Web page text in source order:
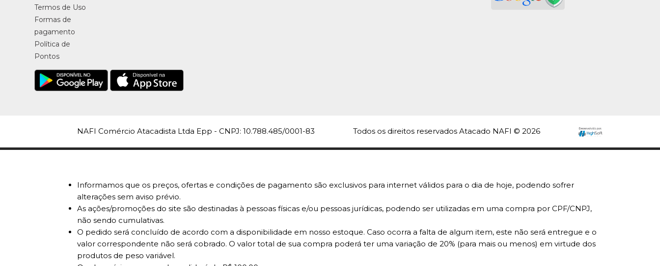
COMPRAR
INDISPONÍVEL
Termos de Uso
Formas de
pagamento
Política de
Pontos
NAFI Comércio Atacadista Ltda Epp - CNPJ: 10.788.485/0001-83 Todos os direitos reservados Atacado NAFI © 2026
Informamos que os preços, ofertas e condições de pagamento são exclusivos para internet válidos para o dia de hoje, podendo sofrer
alterações sem aviso prévio.
As ações/promoções do site são destinadas à pessoas físicas e/ou pessoas jurídicas, podendo ser utilizadas em uma compra por CPF/CNPJ,
não sendo cumulativas.
O pedido será concluído de acordo com a disponibilidade em nosso estoque. Caso ocorra a falta de algum item, este não será entregue e o
valor correspondente não será cobrado. O valor total de sua compra poderá ter uma variação de 20% (para mais ou menos) em virtude dos
produtos de peso variável.